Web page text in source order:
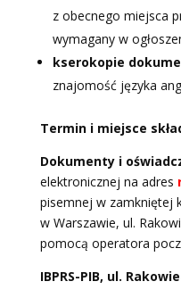
z obecnego miejsca
wymagany w
kserokopie
znajomość języka
Termin i miejsce
Dokumenty i
elektronicznej na adres
pisemnej w zamkniętej
w Warszawie, ul.
pomocą operatora
IBPRS-PIB, ul.